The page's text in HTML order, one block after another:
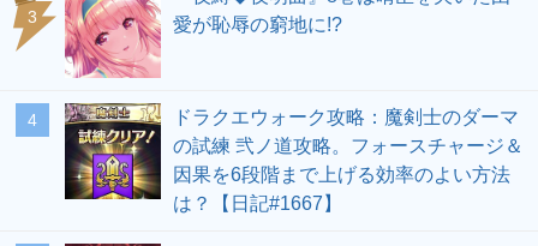
愛が恥辱の窮地に!?
ドラクエウォーク攻略：魔剣士のダーマ
の試練 弐ノ道攻略。フォースチャージ＆
因果を6段階まで上げる効率のよい方法
は？【日記#1667】